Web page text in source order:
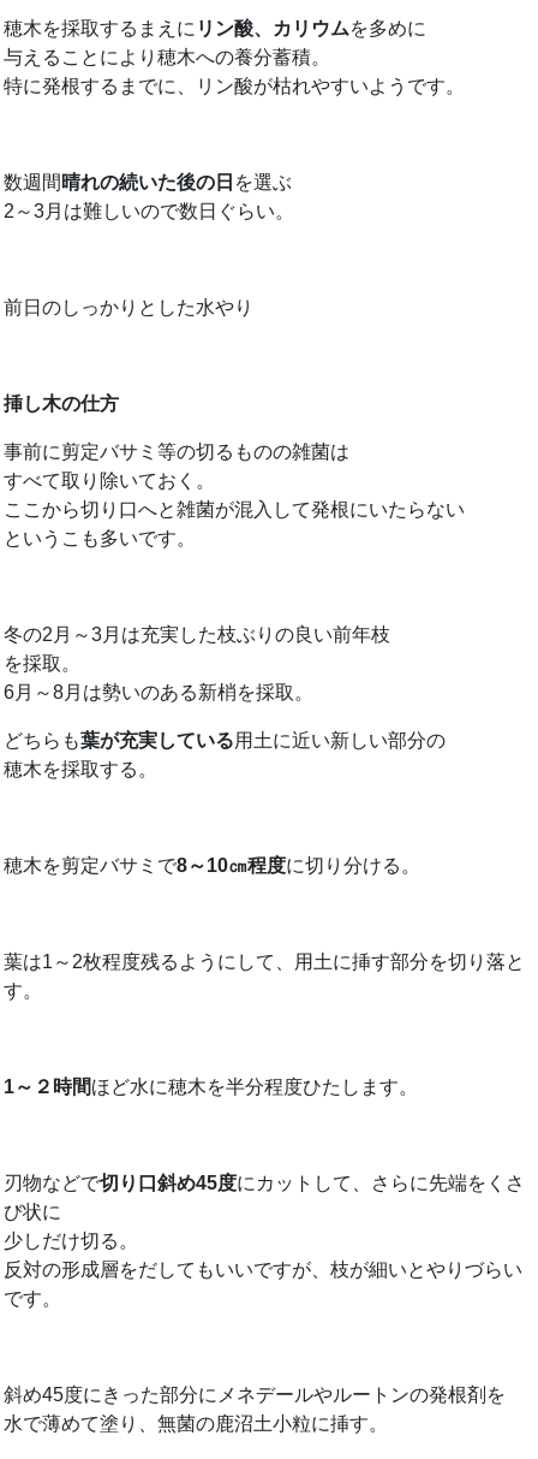
穂木を採取するまえに リン酸、カリウムを多めに
与えることにより穂木への養分蓄積。
特に発根するまでに、リン酸が枯れやすいようです。
数週間 晴れの続いた後の日 を選ぶ
2～3月は難しいので数日ぐらい。
前日のしっかりとした水やり
挿し木の仕方
事前に剪定バサミ等の切るものの雑菌は
すべて取り除いておく。
ここから切り口へと雑菌が混入して発根にいたらない
というこも多いです。
冬の2月～3月は充実した枝ぶりの良い前年枝
を採取。
6月～8月は勢いのある新梢を採取。
どちらも葉が充実している用土に近い新しい部分の
穂木を採取する。
穂木を剪定バサミで8～10㎝程度に切り分ける。
葉は1～2枚程度残るようにして、用土に挿す部分を切り落と
す。
1～２時間ほど水に穂木を半分程度ひたします。
刃物などで切り口斜め45度にカットして、さらに先端をくさ
び状に
少しだけ切る。
反対の形成層をだしてもいいですが、枝が細いとやりづらい
です。
斜め45度にきった部分にメネデールやルートンの発根剤を
水で薄めて塗り、無菌の鹿沼土小粒に挿す。